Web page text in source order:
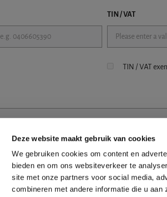
Deze website maakt gebruik van cookies
We gebruiken cookies om content en
bieden en om ons websiteverkeer te
site met onze partners voor social media,
combineren met andere informatie die u
TIN / VAT
TIN / VAT